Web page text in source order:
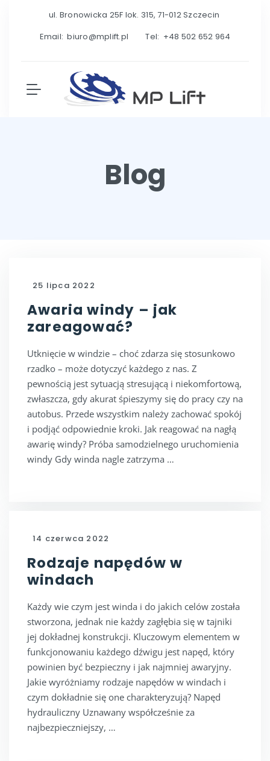
ul. Bronowicka 25F lok. 315, 71-012 Szczecin
Email: biuro@mplift.pl Tel: +48 502 652 964
Blog
25 lipca 2022
Awaria windy – jak
zareagować?
Utknięcie w windzie – choć zdarza się stosunkowo
rzadko – może dotyczyć każdego z nas. Z
pewnością jest sytuacją stresującą i niekomfortową,
zwłaszcza, gdy akurat śpieszymy się do pracy czy na
autobus. Przede wszystkim należy zachować spokój
i podjąć odpowiednie kroki. Jak reagować na nagłą
awarię windy? Próba samodzielnego uruchomienia
windy Gdy winda nagle zatrzyma …
14 czerwca 2022
Rodzaje napędów w
windach
Każdy wie czym jest winda i do jakich celów została
stworzona, jednak nie każdy zagłębia się w tajniki
jej dokładnej konstrukcji. Kluczowym elementem w
funkcjonowaniu każdego dźwigu jest napęd, który
powinien być bezpieczny i jak najmniej awaryjny.
Jakie wyróżniamy rodzaje napędów w windach i
czym dokładnie się one charakteryzują? Napęd
hydrauliczny Uznawany współcześnie za
najbezpieczniejszy, …